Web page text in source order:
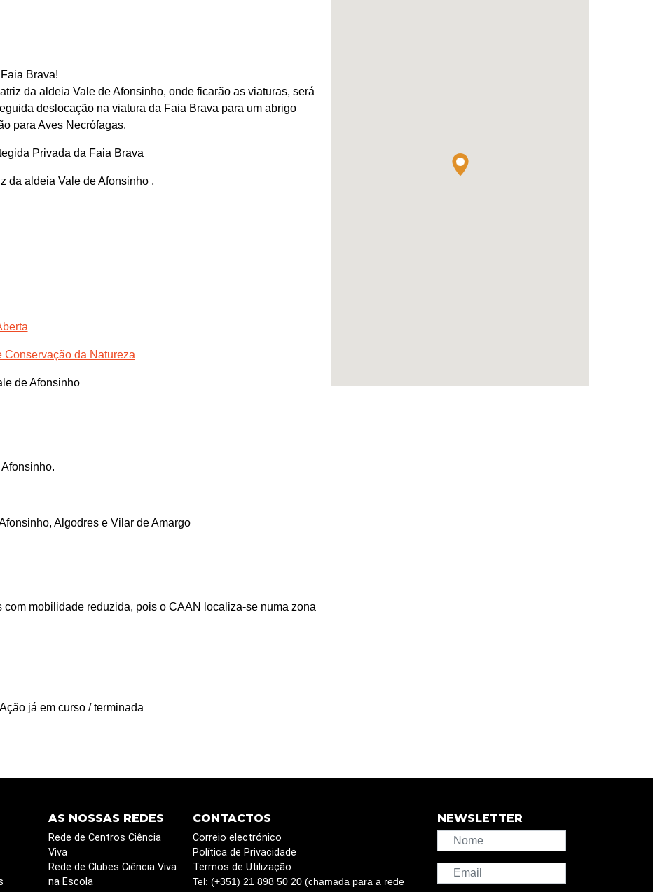
Brava!
da aldeia Vale de Afonsinho, onde ficarão as viaturas, será
deslocação na viatura da Faia Brava para um abrigo
para Aves Necrófagas.
Privada da Faia Brava
da aldeia Vale de Afonsinho ,
Conservação da Natureza
de Afonsinho
Algodres e Vilar de Amargo
mobilidade reduzida, pois o CAAN localiza-se numa zona
já em curso / terminada
AS NOSSAS REDES
Rede de Centros Ciência
Viva
Rede de Clubes Ciência Viva
na Escola
CONTACTOS
Correio electrónico
Política de Privacidade
Termos de Utilização
Tel: (+351) 21 898 50 20 (chamada para a rede
NEWSLETTER